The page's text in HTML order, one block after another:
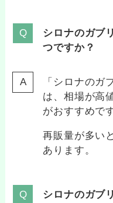
シロナのガブ
つですか？
「シロナのガ
は、相場が高
がおすすめで
再販量が多い
あります。
シロナのガブ